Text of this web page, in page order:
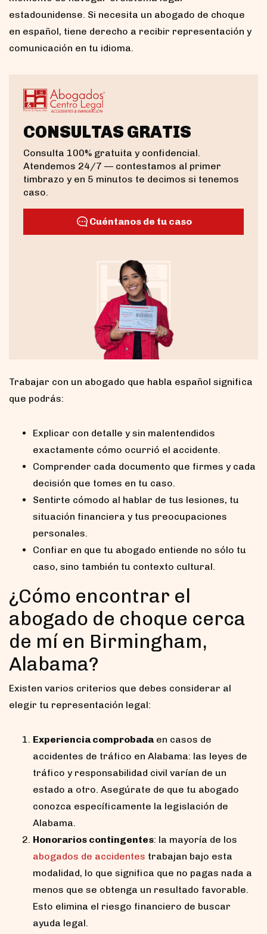
estadounidense. Si necesita un abogado de choque
en español, tiene derecho a recibir representación y
comunicación en tu idioma.
CONSULTAS GRATIS
Consulta 100% gratuita y confidencial.
Atendemos 24/7 — contestamos al primer
timbrazo y en 5 minutos te decimos si tenemos
caso.
Cuéntanos de tu caso
Trabajar con un abogado que habla español significa
que podrás:
Explicar con detalle y sin malentendidos
exactamente cómo ocurrió el accidente.
Comprender cada documento que firmes y cada
decisión que tomes en tu caso.
Sentirte cómodo al hablar de tus lesiones, tu
situación financiera y tus preocupaciones
personales.
Confiar en que tu abogado entiende no sólo tu
caso, sino también tu contexto cultural.
¿Cómo encontrar el
abogado de choque cerca
de mí en Birmingham,
Alabama?
Existen varios criterios que debes considerar al
elegir tu representación legal:
Experiencia comprobada en casos de
accidentes de tráfico en Alabama: las leyes de
tráfico y responsabilidad civil varían de un
estado a otro. Asegúrate de que tu abogado
conozca específicamente la legislación de
Alabama.
Honorarios contingentes: la mayoría de los
abogados de accidentes trabajan bajo esta
modalidad, lo que significa que no pagas nada a
menos que se obtenga un resultado favorable.
Esto elimina el riesgo financiero de buscar
ayuda legal.